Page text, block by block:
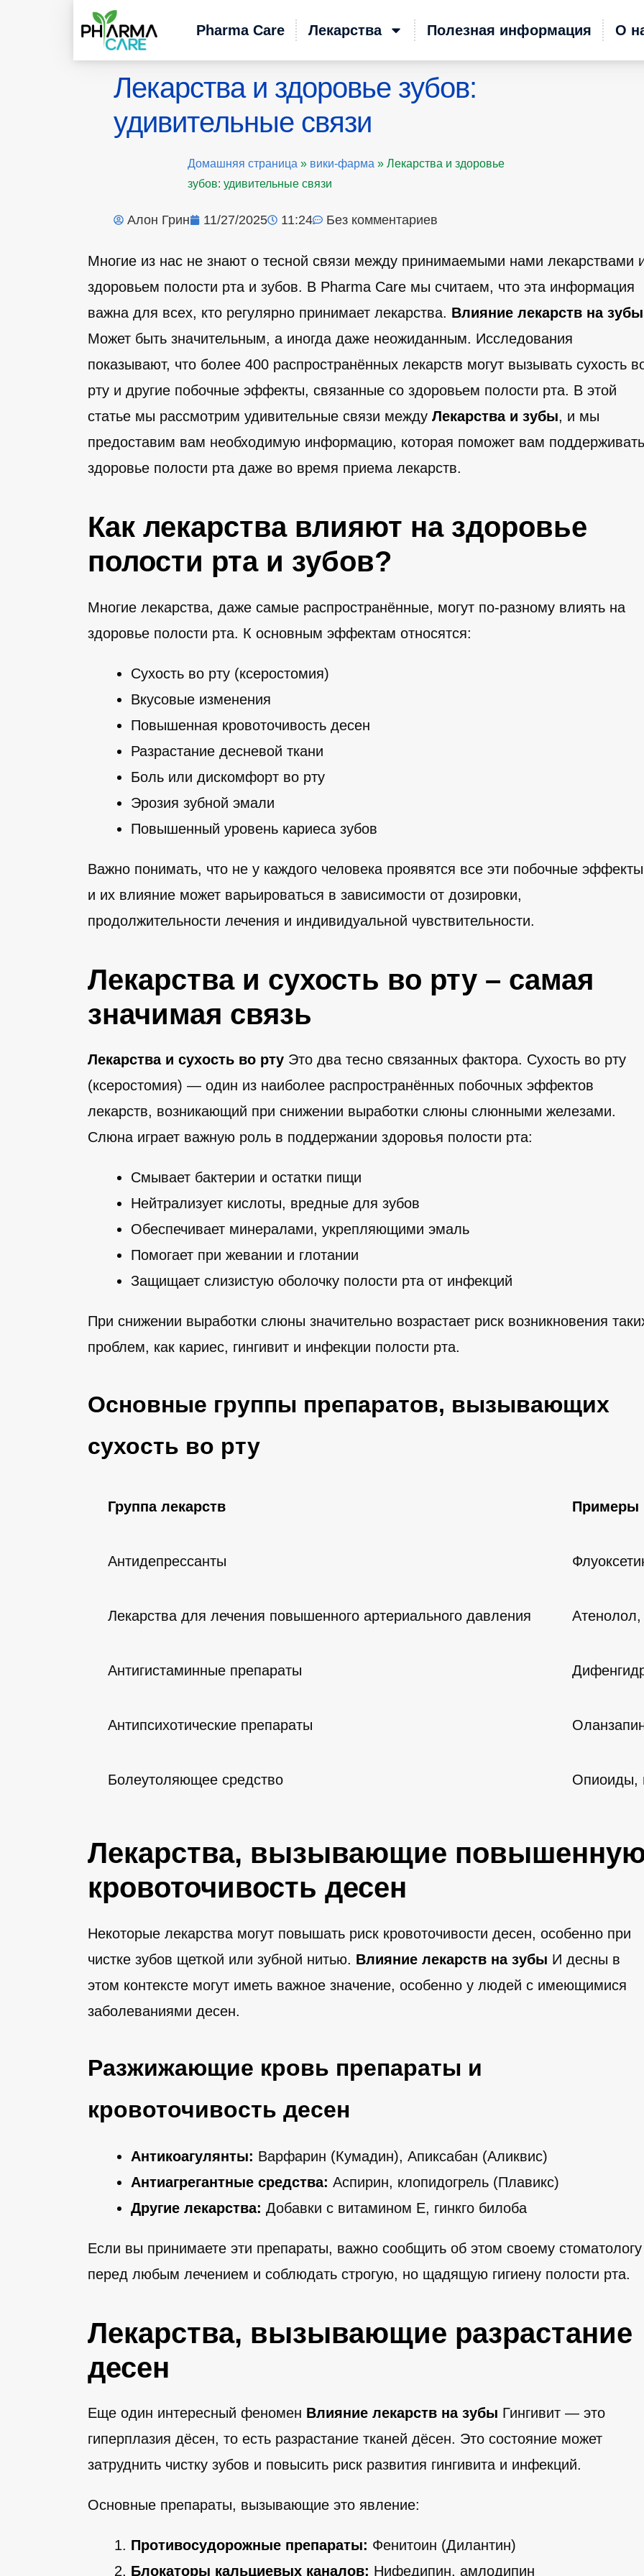
Pharma Care Лекарства Полезная информация О
Лекарства и здоровье зубов:
удивительные связи
Домашняя страница » вики-фарма »Лекарства и здоровье
зубов: удивительные связи
Алон Грин 11/27/2025 11:24 Без комментариев
Многие из нас не знают о тесной связи между принимаемыми нами лекарствами
здоровьем полости рта и зубов. В Pharma Care мы считаем, что эта информация
важна для всех, кто регулярно принимает лекарства. Влияние лекарств на зубы
Может быть значительным, а иногда даже неожиданным. Исследования
показывают, что более 400 распространённых лекарств могут вызывать сухость
рту и другие побочные эффекты, связанные со здоровьем полости рта. В этой
статье мы рассмотрим удивительные связи между Лекарства и зубы, и мы
предоставим вам необходимую информацию, которая поможет вам поддерживать
здоровье полости рта даже во время приема лекарств.
Как лекарства влияют на здоровье
полости рта и зубов?
Многие лекарства, даже самые распространённые, могут по-разному влиять на
здоровье полости рта. К основным эффектам относятся:
Сухость во рту (ксеростомия)
Вкусовые изменения
Повышенная кровоточивость десен
Разрастание десневой ткани
Боль или дискомфорт во рту
Эрозия зубной эмали
Повышенный уровень кариеса зубов
Важно понимать, что не у каждого человека проявятся все эти побочные
и их влияние может варьироваться в зависимости от дозировки,
продолжительности лечения и индивидуальной чувствительности.
Лекарства и сухость во рту – самая
значимая связь
Лекарства и сухость во рту Это два тесно связанных фактора. Сухость во рту
(ксеростомия) — один из наиболее распространённых побочных эффектов
лекарств, возникающий при снижении выработки слюны слюнными железами.
Слюна играет важную роль в поддержании здоровья полости рта:
Смывает бактерии и остатки пищи
Нейтрализует кислоты, вредные для зубов
Обеспечивает минералами, укрепляющими эмаль
Помогает при жевании и глотании
Защищает слизистую оболочку полости рта от инфекций
При снижении выработки слюны значительно возрастает риск возникновения
проблем, как кариес, гингивит и инфекции полости рта.
Основные группы препаратов, вызывающих
сухость во рту
Группа лекарств Примеры
Антидепрессанты
Лекарства для лечения повышенного артериального давления
Антигистаминные препараты
Антипсихотические препараты
Болеутоляющее средство Опиоиды,
Лекарства, вызывающие
кровоточивость десен
Некоторые лекарства могут повышать риск кровоточивости десен, особенно при
чистке зубов щеткой или зубной нитью. Влияние лекарств на зубы И десны в
этом контексте могут иметь важное значение, особенно у людей с имеющимися
заболеваниями десен.
Разжижающие кровь препараты и
кровоточивость десен
Антикоагулянты: Варфарин (Кумадин), Апиксабан (Аликвис)
Антиагрегантные средства: Аспирин, клопидогрель (Плавикс)
Другие лекарства: Добавки с витамином Е, гинкго билоба
Если вы принимаете эти препараты, важно сообщить об этом своему стоматологу
перед любым лечением и соблюдать строгую, но щадящую гигиену полости рта.
Лекарства, вызывающие разрастание
десен
Еще один интересный феномен Влияние лекарств на зубы Гингивит — это
гиперплазия дёсен, то есть разрастание тканей дёсен. Это состояние может
затруднить чистку зубов и повысить риск развития гингивита и инфекций.
Основные препараты, вызывающие это явление:
Противосудорожные препараты: Фенитоин (Дилантин)
Блокаторы кальциевых каналов: Нифедипин, амлодипин